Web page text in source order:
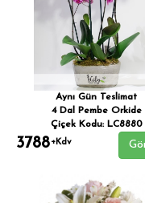
Aynı Gün Teslimat
4 Dal Pembe Orkide
Çiçek Kodu: LC8880
3788+Kdv